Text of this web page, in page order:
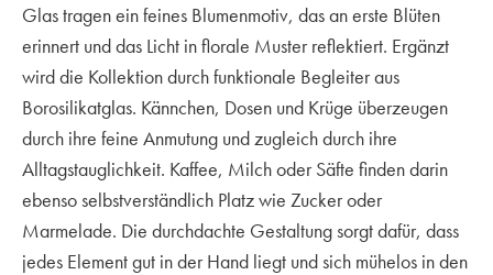
Glas tragen ein feines Blumenmotiv, das an erste Blüten
erinnert und das Licht in florale Muster reflektiert. Ergänzt
wird die Kollektion durch funktionale Begleiter aus
Borosilikatglas. Kännchen, Dosen und Krüge überzeugen
durch ihre feine Anmutung und zugleich durch ihre
Alltagstauglichkeit. Kaffee, Milch oder Säfte finden darin
ebenso selbstverständlich Platz wie Zucker oder
Marmelade. Die durchdachte Gestaltung sorgt dafür, dass
jedes Element gut in der Hand liegt und sich mühelos in den